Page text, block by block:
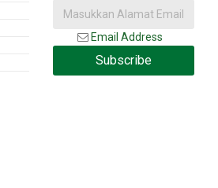
Email Address
Subscribe